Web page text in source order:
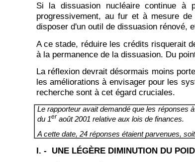
Si la dissuasion nucléaire continue à
progressivement, au fur et à mesure
disposer d'un outil de dissuasion rénové,
A ce stade, réduire les crédits risquerait
à la permanence de la dissuasion. Du
La réflexion devrait désormais moins
les améliorations à envisager pour les
recherche sont à cet égard cruciales.
Le rapporteur avait demandé que les réponses
du 1er août 2001 relative aux lois de finances.
A cette date, 24 réponses étaient parvenues,
I. - UNE LÉGÈRE DIMINUTION DU